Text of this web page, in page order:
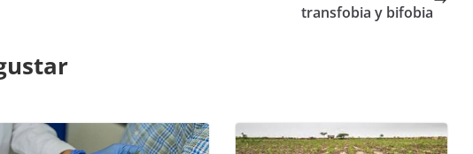
transfobia y bifobia